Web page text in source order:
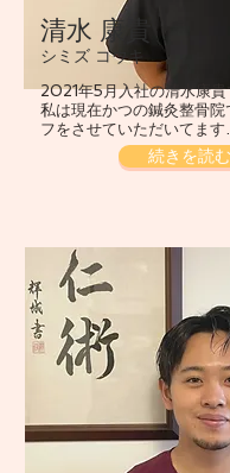
​清水 康貴
シミズ コウキ
2021年5月入社の清水康
私は現在かつの鍼灸整骨院
フをさせていただいてま
続きを読む